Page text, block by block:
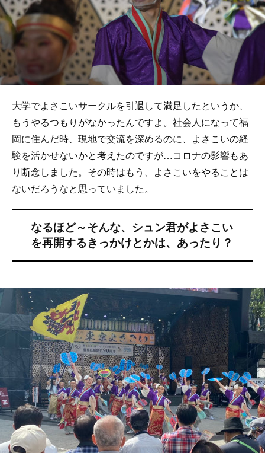
大学でよさこいサークルを引退して満足したというか、
もうやるつもりがなかったんですよ。社会人になって福
岡に住んだ時、現地で交流を深めるのに、よさこいの経
験を活かせないかと考えたのですが…コロナの影響もあ
り断念しました。その時はもう、よさこいをやることは
ないだろうなと思っていました。